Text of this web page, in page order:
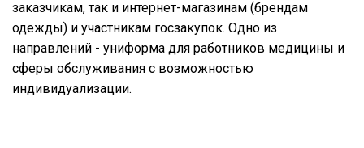
заказчикам, так и интернет-магазинам (брендам
одежды) и участникам госзакупок. Одно из
направлений - униформа для работников медицины и
сферы обслуживания с возможностью
индивидуализации.